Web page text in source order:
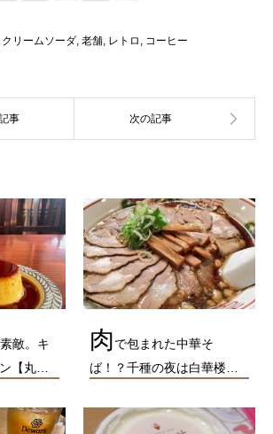
クリームソーダ, 老舗, レトロ , コーヒー
敵。キ
【丸…
肉で包まれた中華そ
ば！？千種の夜は白華楼…